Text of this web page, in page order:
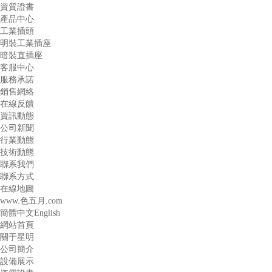
資質證書
產品中心
工業插頭
明裝工業插座
暗裝直插座
客服中心
服務承諾
銷售網絡
在線反饋
資訊動態
公司新聞
行業動態
技術動態
聯系我們
聯系方式
在線地圖
www.色五月.com
簡體中文English
網站首頁
關于星明
公司簡介
設備展示